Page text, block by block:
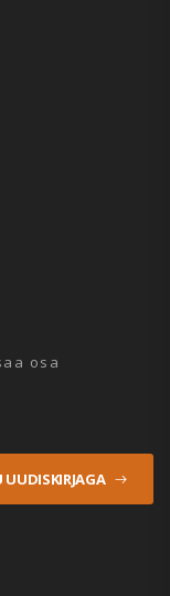
osa
UUDISKIRJAGA